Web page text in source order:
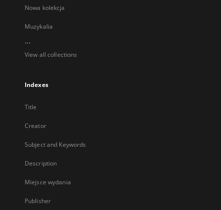
Nowa kolekcja
Muzykalia
...
View all collections
Indexes
Title
Creator
Subject and Keywords
Description
Miejsce wydania
Publisher